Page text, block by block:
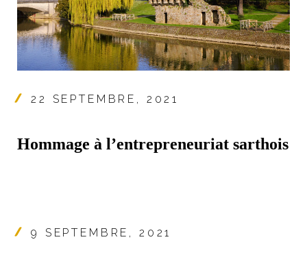
22 SEPTEMBRE, 2021
Hommage à l’entrepreneuriat sarthois
9 SEPTEMBRE, 2021